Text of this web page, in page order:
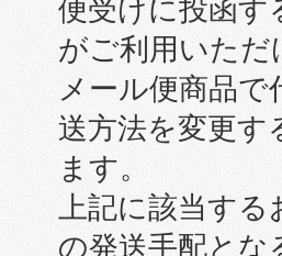
便受けに投函す
がご利用いただ
メール便商品で
送方法を変更す
ます。
上記に該当する
の発送手配とな